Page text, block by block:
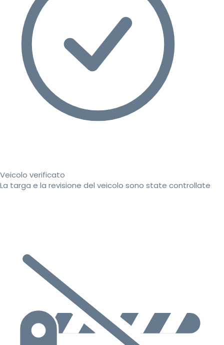
Veicolo verificato
La targa e la revisione del veicolo sono state controllate